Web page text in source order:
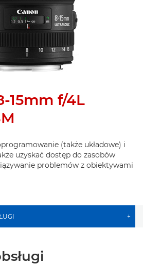
15mm f/4L
(także układowe) i
uzyskać dostęp do zasobów
problemów z obiektywami
+